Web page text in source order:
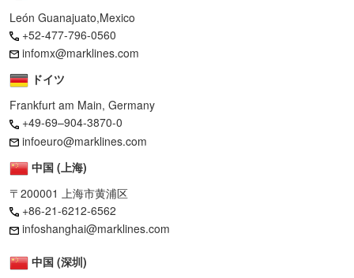
León Guanajuato,Mexico
+52-477-796-0560
infomx@marklines.com
ドイツ
Frankfurt am Main, Germany
+49-69–904-3870-0
infoeuro@marklines.com
中国 (上海)
〒200001 上海市黄浦区
+86-21-6212-6562
infoshanghai@marklines.com
中国 (深圳)